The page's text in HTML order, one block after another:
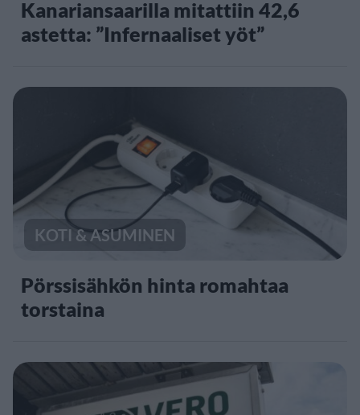
Kanariansaarilla mitattiin 42,6
astetta: ”Infernaaliset yöt”
KOTI & ASUMINEN
Pörssisähkön hinta romahtaa
torstaina